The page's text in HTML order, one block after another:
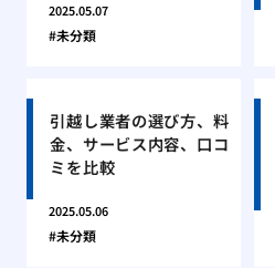
2025.05.07
未分類
引越し業者の選び方、料
金、サービス内容、口コ
ミを比較
2025.05.06
未分類